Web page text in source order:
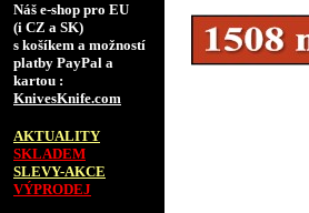
Náš e-shop pro EU
(i CZ a SK)
s košíkem a možností
platby PayPal a
kartou :
KnivesKnife.com
AKTUALITY
SKLADEM
SLEVY-AKCE
VÝPRODEJ